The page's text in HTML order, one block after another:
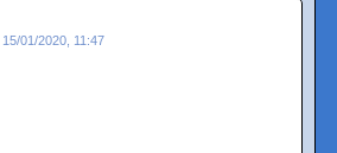
15/01/2020, 11:47